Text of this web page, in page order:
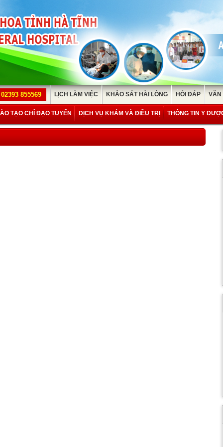
02393 855569 LỊCH LÀM VIỆC KHẢO SÁT HÀI LÒNG HỎI ĐÁP VĂN
TẠO CHỈ ĐẠO TUYẾN DỊCH VỤ KHÁM VÀ ĐIỀU TRỊ THÔNG TIN Y